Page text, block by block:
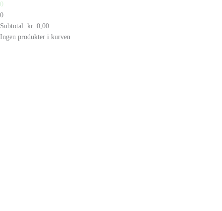
0
0
Subtotal: kr. 0,00
Ingen produkter i kurven